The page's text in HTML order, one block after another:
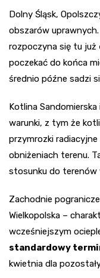
Dolny Śląsk,
obszarów
rozpoczyna się tu już
poczekać do końca
średnio późne sadzi
Kotlina
warunki, z tym że
przymrozki
obniżeniach terenu.
stosunku do terenów
Zachodnie
Wielkopolska –
wcześniejszym
standardowy
kwietnia dla